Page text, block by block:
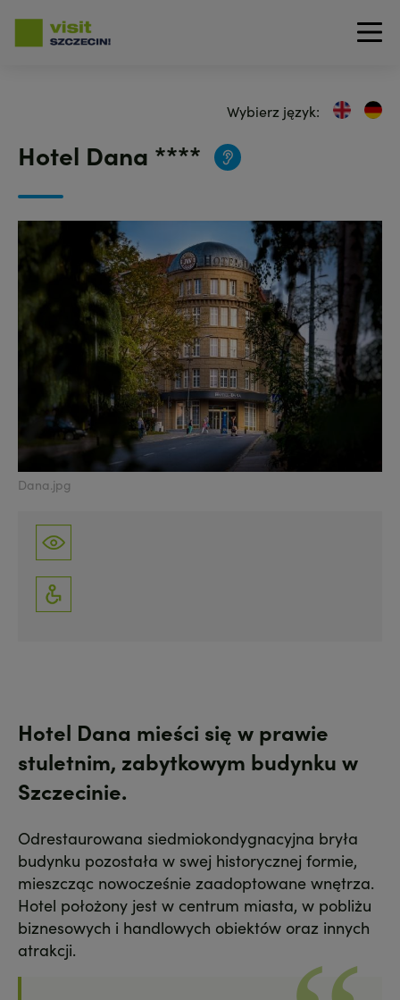
Wybierz język:
Hotel Dana ****
Dana.jpg
Hotel Dana mieści się w prawie
stuletnim, zabytkowym budynku w
Szczecinie.
Odrestaurowana siedmiokondygnacyjna bryła
budynku pozostała w swej historycznej formie,
mieszcząc nowocześnie zaadoptowane wnętrza.
Hotel położony jest w centrum miasta, w pobliżu
biznesowych i handlowych obiektów oraz innych
atrakcji.